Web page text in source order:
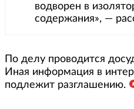
водворен в
содержания», —
По делу проводится
Иная информация в
подлежит разглашению.